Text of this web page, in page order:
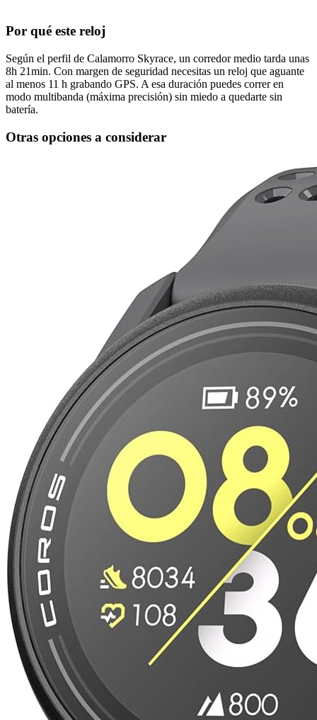
Por qué este reloj
Según el perfil de Calamorro Skyrace, un corredor medio tarda unas
8h 21min. Con margen de seguridad necesitas un reloj que aguante
al menos 11 h grabando GPS. A esa duración puedes correr en
modo multibanda (máxima precisión) sin miedo a quedarte sin
batería.
Otras opciones a considerar